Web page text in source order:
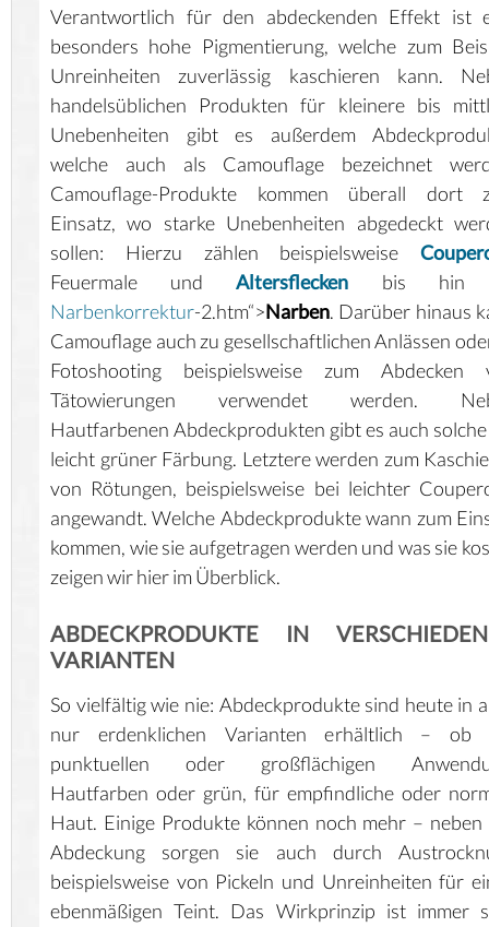
Verantwortlich für den abdeckenden Effekt ist
besonders hohe Pigmentierung, welche zum
Unreinheiten zuverlässig kaschieren kann.
handelsüblichen Produkten für kleinere bis
Unebenheiten gibt es außerdem
welche auch als Camouflage bezeichnet
Camouflage-Produkte kommen überall dort
Einsatz, wo starke Unebenheiten abgedeckt
sollen: Hierzu zählen beispielsweise
Feuermale undAltersflecken bis hin
Narbenkorrektur-2.htm“>Narben. Darüber hinaus
Camouflage auch zu gesellschaftlichen Anlässen
Fotoshooting beispielsweise zum Abdecken
Tätowierungen verwendet werden.
Hautfarbenen Abdeckprodukten gibt es auch
leicht grüner Färbung. Letztere werden zum
von Rötungen, beispielsweise bei leichter
angewandt. Welche Abdeckprodukte wann zum
kommen, wie sie aufgetragen werden und was sie
zeigen wir hier im Überblick.
ABDECKPRODUKTE IN
VARIANTEN
So vielfältig wie nie: Abdeckprodukte sind heute in
nur erdenklichen Varianten erhältlich – ob
punktuellen oder großflächigen
Hautfarben oder grün, für empfindliche oder
Haut. Einige Produkte können noch mehr – neben
Abdeckung sorgen sie auch durch
beispielsweise von Pickeln und Unreinheiten für
ebenmäßigen Teint. Das Wirkprinzip ist immer